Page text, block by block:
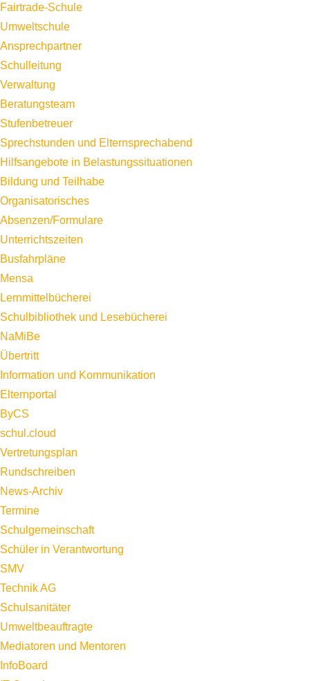
Fairtrade-Schule
Umweltschule
Ansprechpartner
Schulleitung
Verwaltung
Beratungsteam
Stufenbetreuer
Sprechstunden und Elternsprechabend
Hilfsangebote in Belastungssituationen
Bildung und Teilhabe
Organisatorisches
Absenzen/Formulare
Unterrichtszeiten
Busfahrpläne
Mensa
Lernmittelbücherei
Schulbibliothek und Lesebücherei
NaMiBe
Übertritt
Information und Kommunikation
Elternportal
ByCS
schul.cloud
Vertretungsplan
Rundschreiben
News-Archiv
Termine
Schulgemeinschaft
Schüler in Verantwortung
SMV
Technik AG
Schulsanitäter
Umweltbeauftragte
Mediatoren und Mentoren
InfoBoard